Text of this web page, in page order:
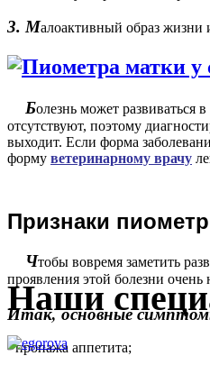
3. Малоактивный образ жизни
Болезнь может
отсутствуют, поэтому
выходит. Если форма
форму ветеринарному врачу
Признаки
Чтобы вовремя заметить
проявления этой болезни очень
Итак, основные
- пропажа аппетита;
Наши